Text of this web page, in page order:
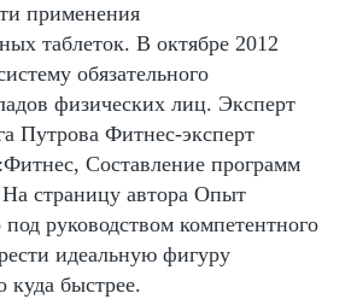
применения
таблеток. В октябре 2012
обязательного
физических лиц. Эксперт
Путрова Фитнес-эксперт
Составление программ
страницу автора Опыт
под руководством компетентного
идеальную фигуру
быстрее.